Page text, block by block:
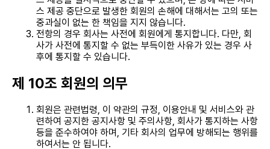
스 제공 중단으로 발생한 회원의 손해에 대해서는 고의 또는
중과실이 없는 한 책임을 지지 않습니다.
전항의 경우 회사는 사전에 회원에게 통지합니다. 다만, 회
사가 사전에 통지할 수 없는 부득이한 사유가 있는 경우 사
후에 통지할 수 있습니다.
제 10조 회원의 의무
회원은 관련법령, 이 약관의 규정, 이용안내 및 서비스와 관
련하여 공지한 공지사항 및 주의사항, 회사가 통지하는 사항
등을 준수하여야 하며, 기타 회사의 업무에 방해되는 행위를
하여서는 안 됩니다.